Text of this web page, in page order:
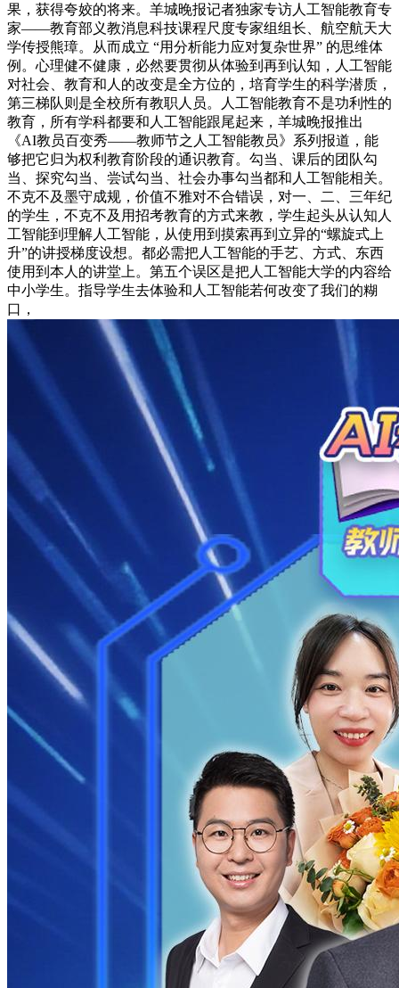
果，获得夸姣的将来。羊城晚报记者独家专访人工智能教育专
家——教育部义教消息科技课程尺度专家组组长、航空航天大
学传授熊璋。从而成立 “用分析能力应对复杂世界” 的思维体
例。心理健不健康，必然要贯彻从体验到再到认知，人工智能
对社会、教育和人的改变是全方位的，培育学生的科学潜质，
第三梯队则是全校所有教职人员。人工智能教育不是功利性的
教育，所有学科都要和人工智能跟尾起来，羊城晚报推出
《AI教员百变秀——教师节之人工智能教员》系列报道，能
够把它归为权利教育阶段的通识教育。勾当、课后的团队勾
当、探究勾当、尝试勾当、社会办事勾当都和人工智能相关。
不克不及墨守成规，价值不雅对不合错误，对一、二、三年纪
的学生，不克不及用招考教育的方式来教，学生起头从认知人
工智能到理解人工智能，从使用到摸索再到立异的“螺旋式上
升”的讲授梯度设想。都必需把人工智能的手艺、方式、东西
使用到本人的讲堂上。第五个误区是把人工智能大学的内容给
中小学生。指导学生去体验和人工智能若何改变了我们的糊
口，